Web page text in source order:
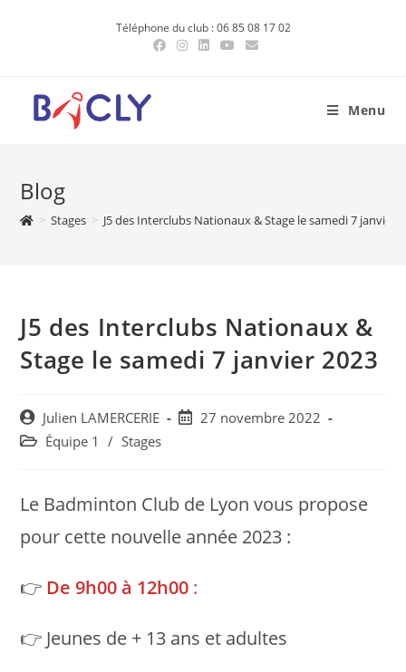
Téléphone du club : 06 85 08 17 02
Menu
Blog
> Stages > J5 des Interclubs Nationaux & Stage le samedi 7 janvier
J5 des Interclubs Nationaux &
Stage le samedi 7 janvier 2023
Post
author:
Julien LAMERCERIE
Post27 novembre 2022
Post Équipe 1 / Stages
Le Badminton Club de Lyon vous propose
pour cette nouvelle année 2023 :
👉 De 9h00 à 12h00 :
👉 Jeunes de + 13 ans et adultes